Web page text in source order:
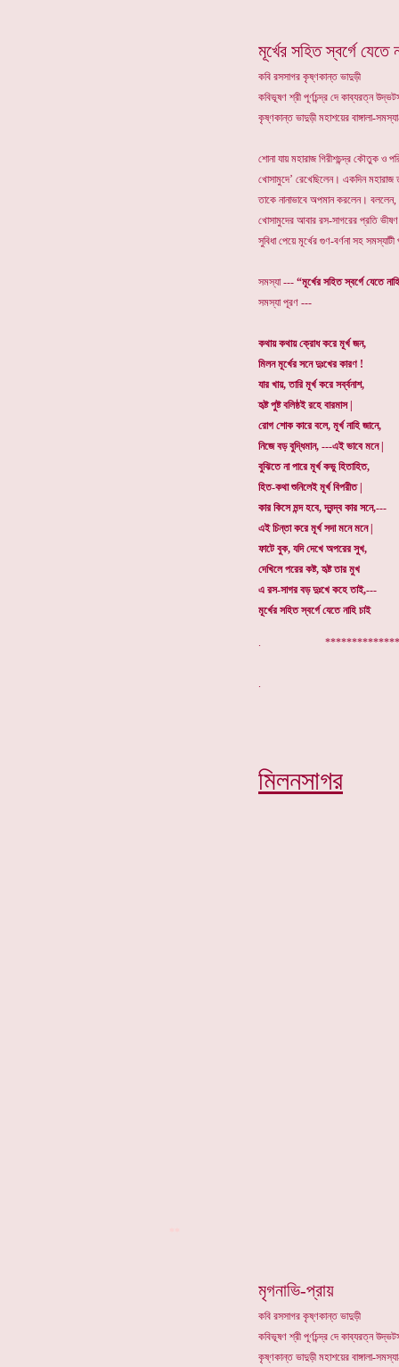
.
মিলনসাগর
মূর্খের সহিত স্বর্গে যেতে
কবি রসসাগর কৃষ্ণকান্ত ভাদুড়ী
কবিভূষণ শ্রী পূর্ণচন্দ্র দে কাব্যরত্ন
কৃষ্ণকান্ত ভাদুড়ী মহাশয়ের বাঙ্গালা-
শোনা যায় মহারাজ গিরীশচন্দ্র কৌতুক ও
খোসামুদে’ রেখেছিলেন। একদিন মহারাজ
তাকে নানাভাবে অপমান করলেন। বললেন,
খোসামুদের আবার রস-সাগরের প্রতি
সুবিধা পেয়ে মূর্খের গুণ-বর্ণনা সহ
সমস্যা --- “মূর্খের সহিত স্বর্গে যেতে
সমস্যা পূরণ ---
কথায় কথায় ক্রোধ করে মূর্খ জন,
মিলন মূর্খের সনে দুঃখের কারণ !
যার খায়, তারি মূর্খ করে সর্ব্বনাশ,
হৃষ্ট পুষ্ট বলিষ্ঠই রহে বারমাস |
রোগ শোক কারে বলে, মূর্খ নাহি জানে,
নিজে বড় বুদ্ধিমান, ---এই ভাবে মনে |
বুঝিতে না পারে মূর্খ কভু হিতাহিত,
হিত-কথা শুনিলেই মূর্খ বিপরীত |
কার কিসে মন্দ হবে, দ্বন্দ্ব কার সনে,---
এই চিন্তা করে মূর্খ সদা মনে মনে |
ফাটে বুক, যদি দেখে অপরের সুখ,
দেখিলে পরের কষ্ট, হৃষ্ট তার মুখ
এ রস-সাগর বড় দুঃখে কহে তাই,---
মূর্খের সহিত স্বর্গে যেতে নাহি চাই
মৃগনাভি-প্রায়
কবি রসসাগর কৃষ্ণকান্ত ভাদুড়ী
কবিভূষণ শ্রী পূর্ণচন্দ্র দে কাব্যরত্ন
কৃষ্ণকান্ত ভাদুড়ী মহাশয়ের বাঙ্গালা-